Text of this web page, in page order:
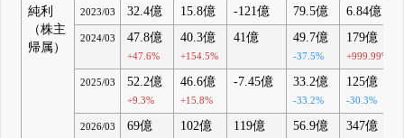
純利
（株主
帰属）
2023/03 32.4億 15.8億 -121億 79.5億 6.84億
2024/03 47.8億
+47.6%
40.3億
+154.5%
41億 49.7億
-37.5%
179億
+999.99%
2025/03 52.2億
+9.3%
46.6億
+15.8%
-7.45億 33.2億
-33.2%
125億
-30.3%
2026/03 69億 102億 119億 56.9億 347億